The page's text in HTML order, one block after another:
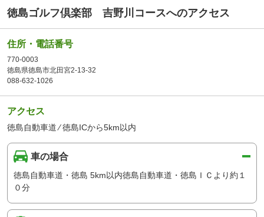
徳島ゴルフ倶楽部 吉野川コースへのアクセス
住所・電話番号
770-0003
徳島県徳島市北田宮2-13-32
088-632-1026
アクセス
徳島自動車道 ⁄ 徳島ICから5km以内
車の場合
徳島自動車道・徳島 5km以内徳島自動車道・徳島ＩＣより約１
０分